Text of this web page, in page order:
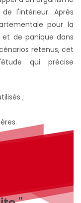
l'intérieur. Après
pour la
de panique dans
retenus, cet
qui précise
;